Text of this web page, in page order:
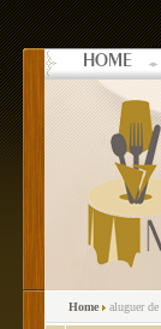
HOME
Home aluguer